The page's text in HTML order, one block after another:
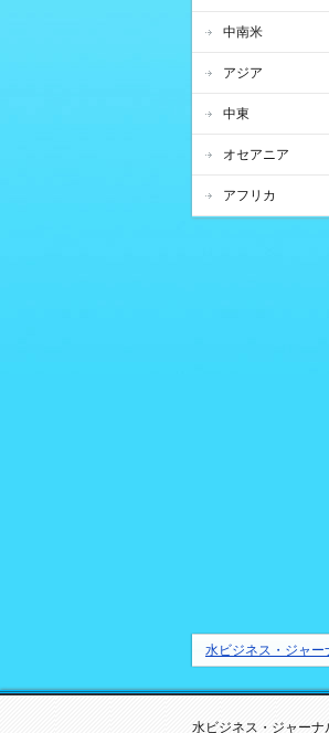
中南米
アジア
中東
オセアニア
アフリカ
水ビジネス・ジャー
水ビジネス・ジャー